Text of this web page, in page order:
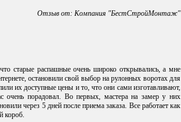
Отзыв от: Компания "БестСтройМонтаж"
старые распашные очень широко открывались, а мне
остановили свой выбор на рулонных воротах для
их доступные цены и то, что они сами изготавливают,
очень порадовал. Во первых, мастера на замер у них
через 5 дней после приема заказа. Все работает как
короб.